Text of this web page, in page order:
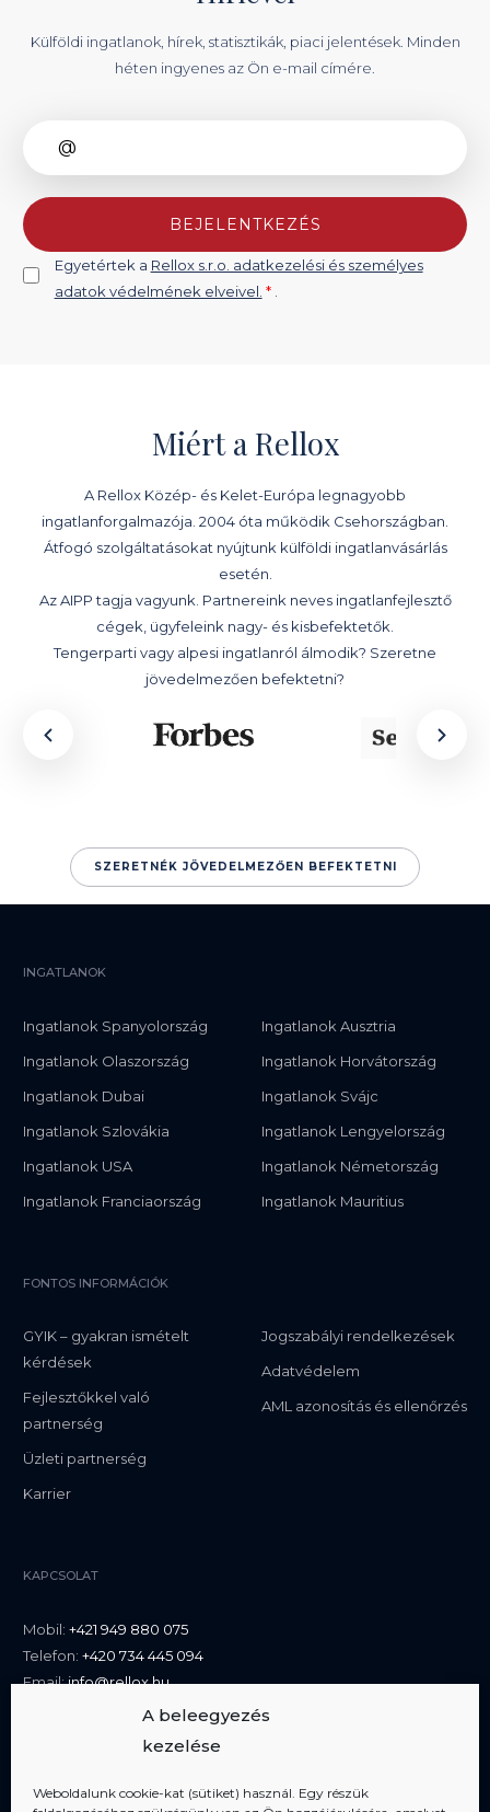
A beleegyezés
kezelése
Weboldalunk cookie-kat (sütiket) használ. Egy részük
Külföldi ingatlanok, hírek, statisztikák, piaci jelentések. Minden
héten ingyenes az Ön e-mail címére.
BEJELENTKEZÉS
Egyetértek a Rellox s.r.o. adatkezelési és személyes
adatok védelmének elveivel. *
Miért a Rellox
A Rellox Közép- és Kelet-Európa legnagyobb
ingatlanforgalmazója. 2004 óta működik Csehországban.
Átfogó szolgáltatásokat nyújtunk külföldi ingatlanvásárlás
esetén.
Az AIPP tagja vagyunk. Partnereink neves ingatlanfejlesztő
cégek, ügyfeleink nagy- és kisbefektetők.
Tengerparti vagy alpesi ingatlanról álmodik? Szeretne
jövedelmezően befektetni?
SZERETNÉK JÖVEDELMEZŐEN BEFEKTETNI
INGATLANOK
Ingatlanok Spanyolország
Ingatlanok Olaszország
Ingatlanok Dubai
Ingatlanok Szlovákia
Ingatlanok USA
Ingatlanok Franciaország
Ingatlanok Ausztria
Ingatlanok Horvátország
Ingatlanok Svájc
Ingatlanok Lengyelország
Ingatlanok Németország
Ingatlanok Mauritius
FONTOS INFORMÁCIÓK
GYIK – gyakran ismételt
kérdések
Fejlesztőkkel való
partnerség
Üzleti partnerség
Karrier
Jogszabályi rendelkezések
Adatvédelem
AML azonosítás és ellenőrzés
KAPCSOLAT
Mobil: +421 949 880 075
Telefon: +420 734 445 094
Email:info@rellox.hu